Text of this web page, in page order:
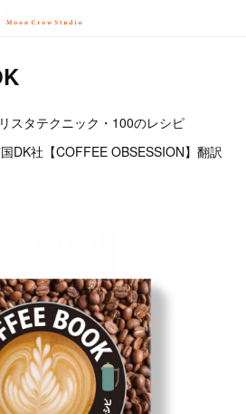
スタテクニック・100のレシピ
DK社【COFFEE OBSESSION】翻訳